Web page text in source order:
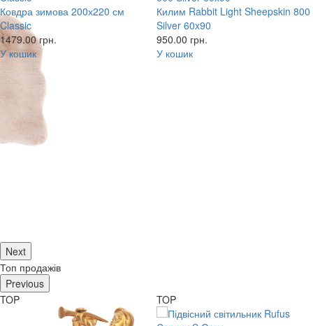
Ковдра зимова 200х220 см
Classic
1479.00грн.
У кошик
Килим Rabbit Light Sheepskin 800
Silver 60x90
950.00 грн.
У кошик
Next
Топ продажів
Previous
TOP
TOP